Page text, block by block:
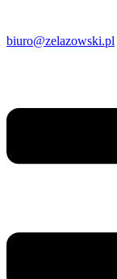
biuro@zelazowski.pl